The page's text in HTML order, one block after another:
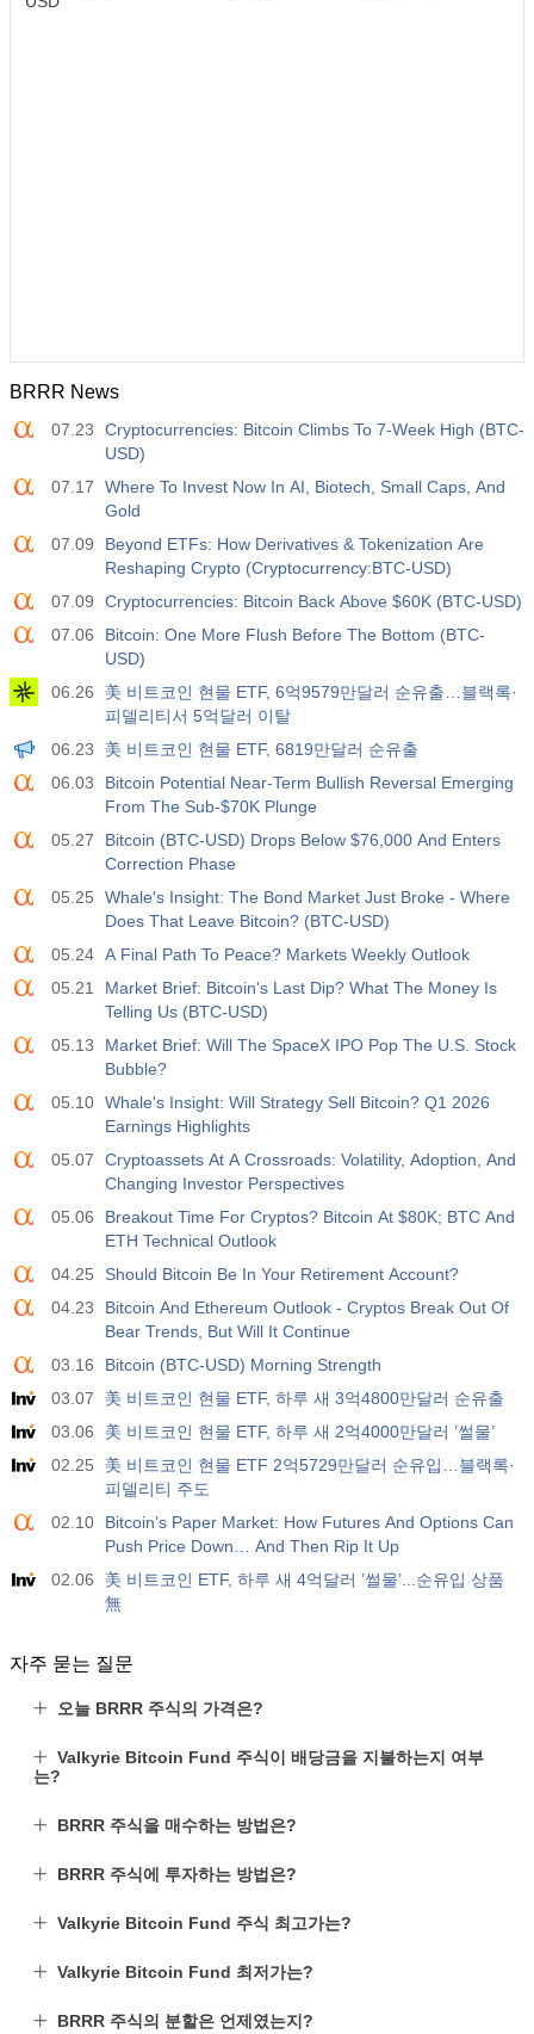
BRRR News
07.23
Cryptocurrencies: Bitcoin Climbs To 7-Week High (BTC-
USD)
07.17
Where To Invest Now In AI, Biotech, Small Caps, And
Gold
07.09
Beyond ETFs: How Derivatives & Tokenization Are
Reshaping Crypto (Cryptocurrency:BTC-USD)
07.09
Cryptocurrencies: Bitcoin Back Above $60K (BTC-USD)
07.06
Bitcoin: One More Flush Before The Bottom (BTC-
USD)
06.26
美 비트코인 현물 ETF, 6억9579만달러 순유출…블랙록·
피델리티서 5억달러 이탈
06.23
美 비트코인 현물 ETF, 6819만달러 순유출
06.03
Bitcoin Potential Near-Term Bullish Reversal Emerging
From The Sub-$70K Plunge
05.27
Bitcoin (BTC-USD) Drops Below $76,000 And Enters
Correction Phase
05.25
Whale's Insight: The Bond Market Just Broke - Where
Does That Leave Bitcoin? (BTC-USD)
05.24 A Final Path To Peace? Markets Weekly Outlook
05.21
Market Brief: Bitcoin's Last Dip? What The Money Is
Telling Us (BTC-USD)
05.13
Market Brief: Will The SpaceX IPO Pop The U.S. Stock
Bubble?
05.10 Whale's Insight: Will Strategy Sell Bitcoin? Q1 2026
Earnings Highlights
05.07
Cryptoassets At A Crossroads: Volatility, Adoption, And
Changing Investor Perspectives
05.06
Breakout Time For Cryptos? Bitcoin At $80K; BTC And
ETH Technical Outlook
04.25
Should Bitcoin Be In Your Retirement Account?
04.23
Bitcoin And Ethereum Outlook - Cryptos Break Out Of
Bear Trends, But Will It Continue
03.16
Bitcoin (BTC-USD) Morning Strength
03.07
美 비트코인 현물 ETF, 하루 새 3억4800만달러 순유출
03.06
美 비트코인 현물 ETF, 하루 새 2억4000만달러 ’썰물’
02.25
美 비트코인 현물 ETF 2억5729만달러 순유입…블랙록·
피델리티 주도
02.10
Bitcoin’s Paper Market: How Futures And Options Can
Push Price Down… And Then Rip It Up
02.06
美 비트코인 ETF, 하루 새 4억달러 ’썰물’...순유입 상품
無
자주 묻는 질문
오늘 BRRR 주식의 가격은?
Valkyrie Bitcoin Fund 주식이 배당금을 지불하는지 여부
는?
BRRR 주식을 매수하는 방법은?
BRRR 주식에 투자하는 방법은?
Valkyrie Bitcoin Fund 주식 최고가는?
Valkyrie Bitcoin Fund 최저가는?
BRRR 주식의 분할은 언제였는지?